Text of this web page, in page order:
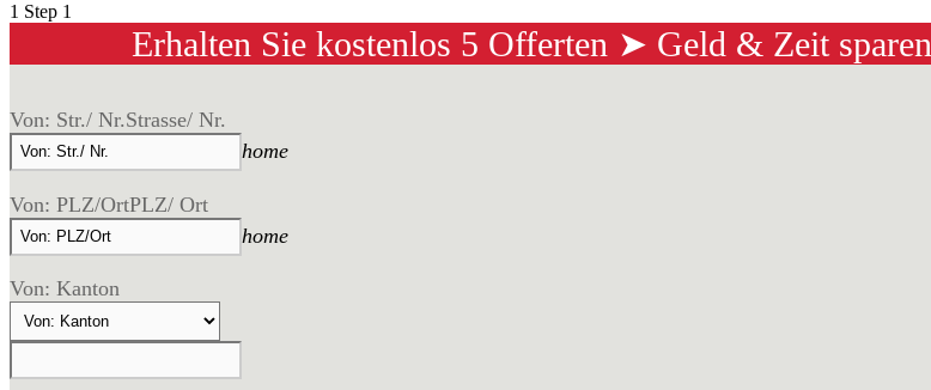
1 Step 1
Erhalten Sie kostenlos 5 Offerten ➤ Geld & Zeit sparen
Von: Str./ Nr.Strasse/ Nr.
home
Von: PLZ/OrtPLZ/ Ort
home
Von: Kanton